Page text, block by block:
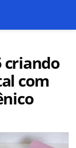
criando
com